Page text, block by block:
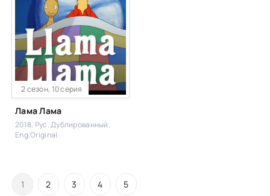
2 сезон, 10 серия
Лама Лама
2018, Рус. Дублированный,
Eng.Original
1 2 3 4 5